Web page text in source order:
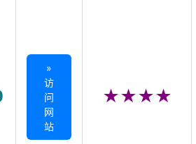
»
访
问
网
站
★★★★